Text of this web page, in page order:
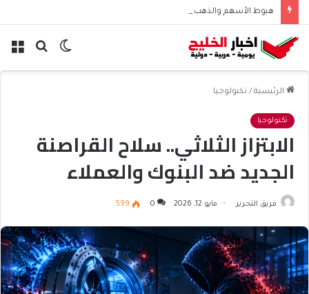
هبوط الأسهم والذهب وصعود النفط يعقّد مسار الفدرالي
بحث الوضع
الرئيسية / تكنولوجيا
تكنولوجيا
الابتزاز الثلاثي.. سلاح القراصنة
الجديد ضد البنوك والعملاء
فريق التحرير مايو 12, 2026 0
599